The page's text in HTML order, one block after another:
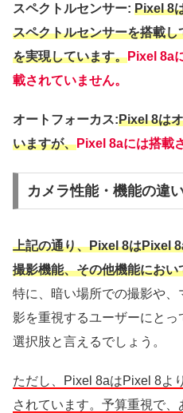
スペクトルセンサー: Pixel 8
スペクトルセンサーを搭載
を実現しています。Pixel 8a
載されていません。
オートフォーカス:Pixel 8は
いますが、Pixel 8aには搭載
カメラ性能・機能の違
上記の通り、Pixel 8はPixel
撮影機能、その他機能にお
特に、暗い場所での撮影や
影を重視するユーザーにと
選択肢と言えるでしょう。
ただし、Pixel 8aはPixel 8よ
されています。予算重視で